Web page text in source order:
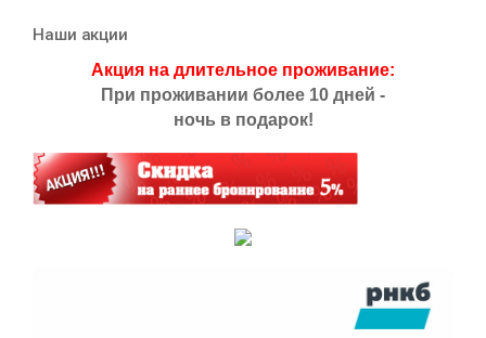
Наши акции
Акция на длительное проживание:
При проживании более 10 дней -
ночь в подарок!